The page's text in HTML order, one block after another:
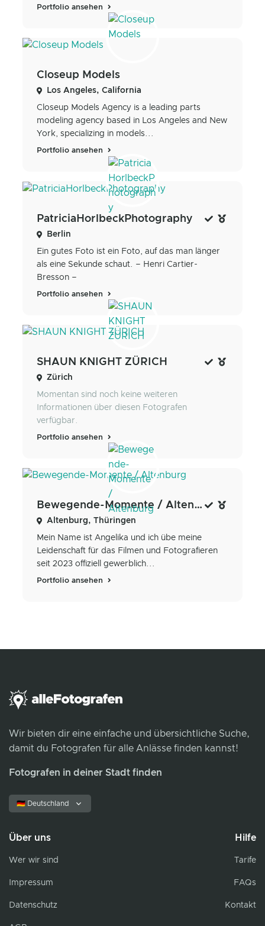
Portfolio ansehen
Closeup Models
Los Angeles, California
Closeup Models Agency is a leading parts
modeling agency based in Los Angeles and New
York, specializing in models...
Portfolio ansehen
PatriciaHorlbeckPhotography
Berlin
Ein gutes Foto ist ein Foto, auf das man länger
als eine Sekunde schaut. – Henri Cartier-
Bresson –
Portfolio ansehen
SHAUN KNIGHT ZÜRICH
Zürich
Momentan sind noch keine weiteren
Informationen über diesen Fotografen
verfügbar.
Portfolio ansehen
Bewegende-Momente / Altenburg
Altenburg, Thüringen
Mein Name ist Angelika und ich übe meine
Leidenschaft für das Filmen und Fotografieren
seit 2023 offiziell gewerblich...
Portfolio ansehen
Wir bieten dir eine einfache und übersichtliche Suche,
damit du Fotografen für alle Anlässe finden kannst!
Fotografen in deiner Stadt finden
🇩🇪 Deutschland
Über uns
Wer wir sind
Impressum
Datenschutz
Hilfe
Tarife
FAQs
Kontakt